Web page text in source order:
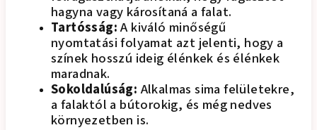
hagyna vagy károsítaná a falat.
Tartósság:A kiváló minőségű
nyomtatási folyamat azt jelenti, hogy a
színek hosszú ideig élénkek és élénkek
maradnak.
Sokoldalúság:Alkalmas sima felületekre,
a falaktól a bútorokig, és még nedves
környezetben is.